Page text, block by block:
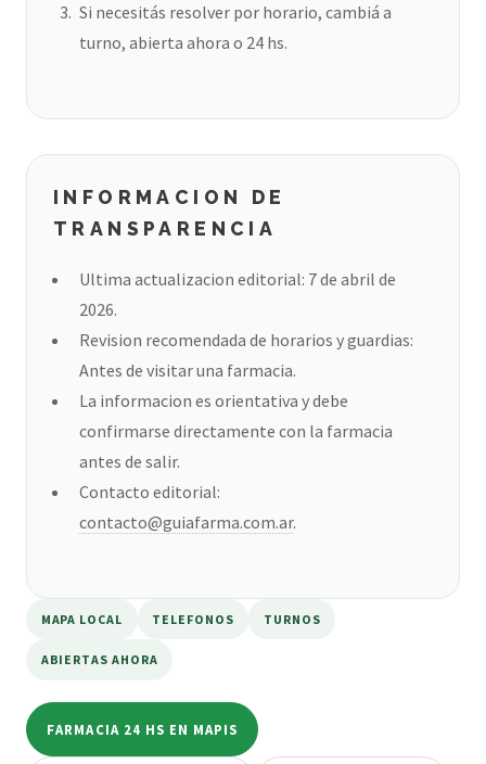
Si necesitás resolver por horario, cambiá a
turno, abierta ahora o 24 hs.
INFORMACION DE
TRANSPARENCIA
Ultima actualizacion editorial: 7 de abril de
2026.
Revision recomendada de horarios y guardias:
Antes de visitar una farmacia.
La informacion es orientativa y debe
confirmarse directamente con la farmacia
antes de salir.
Contacto editorial:
contacto@guiafarma.com.ar.
MAPA LOCAL TELEFONOS TURNOS
ABIERTAS AHORA
FARMACIA 24 HS EN MAPIS